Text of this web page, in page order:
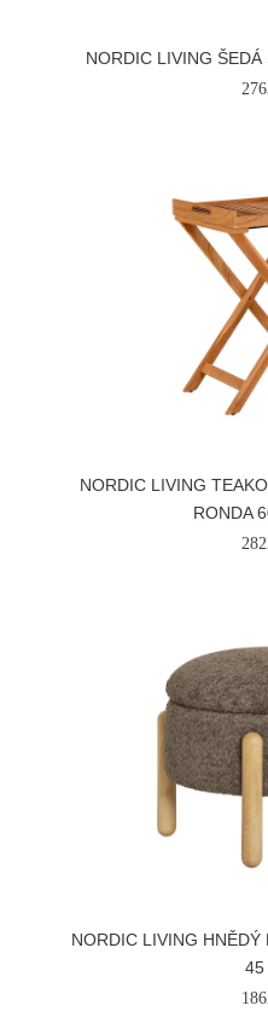
NORDIC LIVING
NORDIC LIVING
RONDA
NORDIC LIVING
45